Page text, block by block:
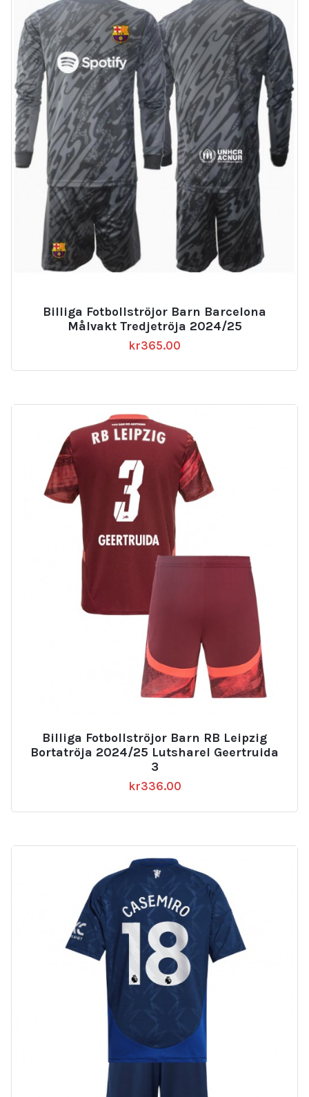
Billiga Fotbollströjor Barn Barcelona
Målvakt Tredjetröja 2024/25
kr365.00
Billiga Fotbollströjor Barn RB Leipzig
Bortatröja 2024/25 Lutsharel Geertruida
3
kr336.00